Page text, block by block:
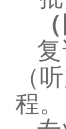
（
程。